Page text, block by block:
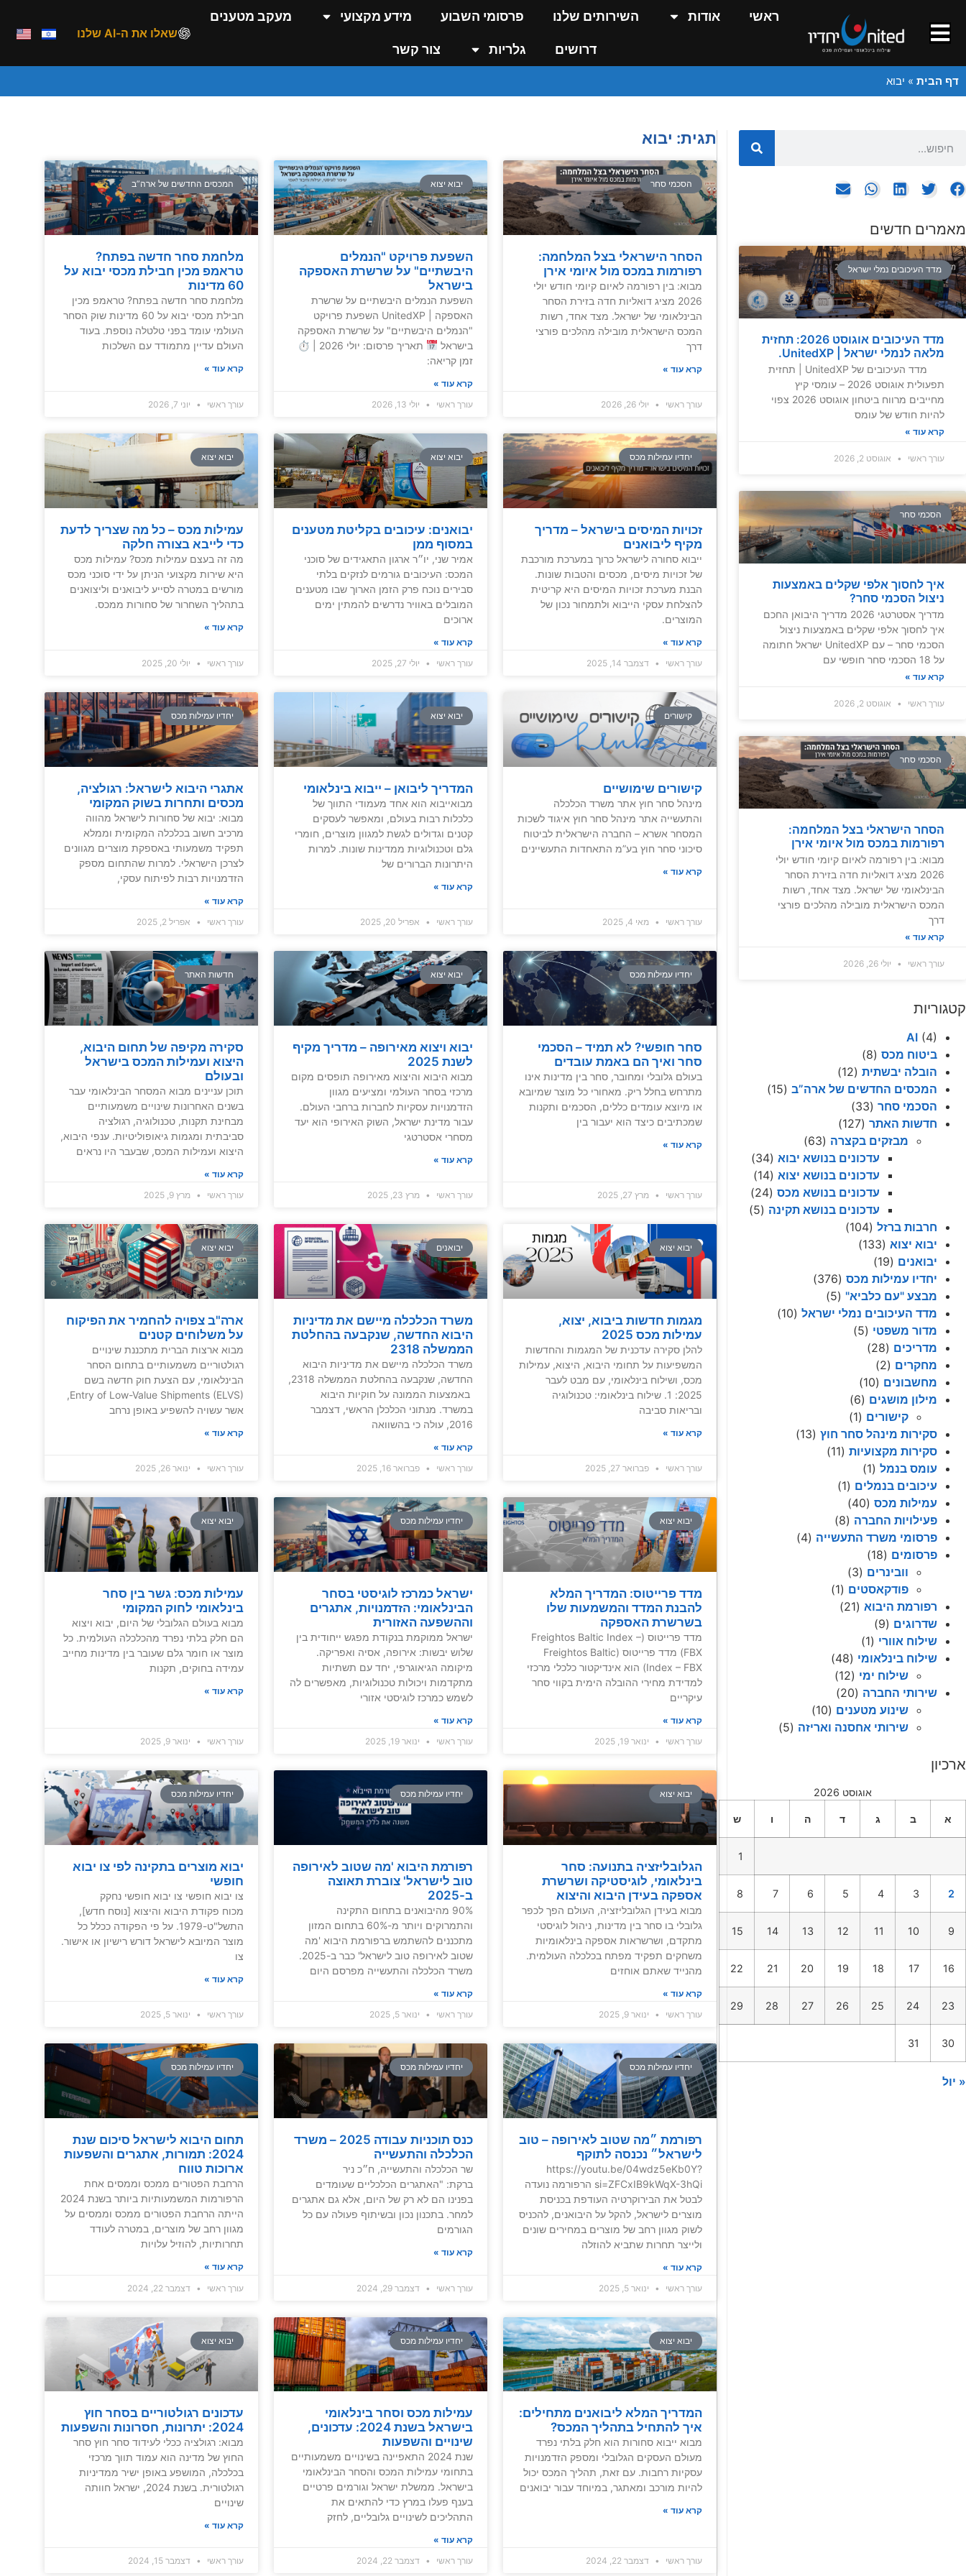
ראשי אודות השירותים שלנו פרסומי השבוע מידע מקצועי מעקב מטענים
דרושים גלריות צור קשר
שאלו את ה-AI שלנו
דף הבית » יבוא
מאמרים חדשים
מדד העיכובים נמלי ישראל
מדד העיכובים אוגוסט 2026: תחזית
מלאה לנמלי ישראל | UnitedXP.
מדד העיכובים של UnitedXP | תחזית
תפעולית אוגוסט 2026 – עומסי קיץ
מחייבים מרווח ביטחון אוגוסט 2026 צפוי
להיות חודש של עומס
קרא עוד »
עורך ראשי אוגוסט 2, 2026
הסכמי סחר
איך לחסוך אלפי שקלים באמצעות
ניצול הסכמי סחר?
מדריך אסטרטגי 2026 מדריך היבואן החכם
איך לחסוך אלפי שקלים באמצעות ניצול
הסכמי סחר – עם UnitedXP ישראל חתומה
על 18 הסכמי סחר חופשי עם
קרא עוד »
עורך ראשי אוגוסט 2, 2026
הסכמי סחר
הסחר הישראלי בצל המלחמה:
רפורמות במכס מול איומי אירן
מבוא: בין רפורמה לאיום קיומי חודש יולי
2026 מציג דואליות חדה בזירת הסחר
הבינלאומי של ישראל. מצד אחד, רשות
המכס הישראלית מובילה מהלכים פורצי
דרך
קרא עוד »
עורך ראשי יולי 26, 2026
קטגוריות
AI (4)
ביטוח מכס (8)
הובלה יבשתית (12)
המכסים החדשים של ארה”ב (15)
הסכמי סחר (33)
חדשות האתר (127)
מבזקים בקצרה (63)
עדכונים בנושא יבוא (34)
עדכונים בנושא יצוא (14)
עדכונים בנושא מכס (24)
עדכונים בנושא תקינה (5)
חרבות ברזל (104)
יבוא יצוא (133)
יבואנים (19)
יחדיו עמילות מכס (376)
מבצע "עם כלביא" (5)
מדד העיכובים נמלי ישראל (10)
מדור משפטי (5)
מדריכים (28)
מחקרים (2)
מחשבונים (10)
מילון מושגים (6)
קישורים (1)
סקירות מינהל סחר חוץ (13)
סקירות מקצועיות (11)
עומס בנמל (1)
עיכובים בנמלים (1)
עמילות מכס (40)
פעילויות החברה (8)
פרסומי משרד התעשייה (4)
פרסומים (18)
וובינרים (3)
פודקאסטים (1)
רפורמת היבוא (21)
שדרוגים (9)
שילוח אוורי (1)
שילוח בינלאומי (48)
שילוח ימי (12)
שירותי החברה (20)
שינוע מטענים (10)
שירותי אחסנה ואריזה (5)
ארכיון
אוגוסט 2026
א ב ג ד ה ו ש
1
2
3
4
5
6
7
8
9
10
11
12
13
14
15
16
17
18
19
20
21
22
23
24
25
26
27
28
29
30
31
« יול
תגית: יבוא
הסכמי סחר
הסחר הישראלי בצל המלחמה:
רפורמות במכס מול איומי אירן
מבוא: בין רפורמה לאיום קיומי חודש יולי
2026 מציג דואליות חדה בזירת הסחר
הבינלאומי של ישראל. מצד אחד, רשות
המכס הישראלית מובילה מהלכים פורצי
דרך
קרא עוד »
עורך ראשי יולי 26, 2026
יבוא יצוא
השפעת פרויקט "הנמלים
היבשתיים" על שרשרת האספקה
בישראל
השפעת הנמלים היבשתיים על שרשרת
האספקה | UnitedXP השפעת פרויקט
"הנמלים היבשתיים" על שרשרת האספקה
בישראל
תאריך פרסום: יולי 2026 | ⏱
זמן קריאה:
קרא עוד »
עורך ראשי
יולי 13, 2026
המכסים החדשים של ארה”ב
מלחמת סחר חדשה בפתח?
טראמפ מכין חבילת מכסי יבוא על
60 מדינות
מלחמת סחר חדשה בפתח? טראמפ מכין
חבילת מכסי יבוא על 60 מדינות שוק הסחר
העולמי עומד בפני טלטלה נוספת. בעוד
העולם עדיין מתמודד עם השלכות
קרא עוד »
עורך ראשי יוני 7, 2026
יחדיו עמילות מכס
זכויות המיסים בישראל – מדריך
מקיף ליבואנים
ייבוא סחורה לישראל כרוך במערכת מורכבת
של זכויות מיסים, מכסים והטבות שונות.
הבנת מערכת זכויות המיסים היא קריטית
להצלחת עסקי הייבוא ולתמחור נכון של
המוצרים.
קרא עוד »
עורך ראשי
דצמבר 14, 2025
יבוא יצוא
יבואנים: עיכובים בקליטת מטענים
במסוף ממן
אמיר שני, יו״ר ארגון התאגידים של סוכני
המכס: העיכובים גורמים לנזקים בלתי
סבירים נוכח פרק הזמן הארוך שבו מטענים
המובלים באוויר נדרשים להמתין ימים
ארוכים
קרא עוד »
עורך ראשי
יולי 27, 2025
יבוא יצוא
עמילות מכס – כל מה שצריך לדעת
כדי לייבא בצורה חלקה
מה זה בעצם עמילות מכס? עמילות מכס
היא שירות מקצועי הניתן על ידי סוכני מכס
מורשים במטרה לסייע ליבואנים וליצואנים
בתהליך השחרור של סחורות ממכס.
קרא עוד »
עורך ראשי יולי 20, 2025
קישורים
קישורים שימושיים
מינהל סחר חוץ אתר משרד הכלכלה
והתעשייה אתר מינהל סחר חוץ איגוד לשכות
המסחר אשרא – החברה הישראלית לביטוח
סיכוני סחר חוץ בע”מ התאחדות התעשיינים
קרא עוד »
עורך ראשי מאי 4, 2025
יבוא יצוא
המדריך ליבואן – ייבוא בינלאומי
מבואייבוא הוא אחד מעמודי התווך של
כלכלות רבות בעולם, ומאפשר לעסקים
קטנים וגדולים לגשת למגוון מוצרים, חומרי
גלם וטכנולוגיות ממדינות שונות. למרות
היתרונות הברורים של
קרא עוד »
עורך ראשי אפריל 20, 2025
יחדיו עמילות מכס
אתגרי היבוא לישראל: רגולציה,
מכסים ותחרות בשוק המקומי
מבוא: יבוא של סחורות לישראל מהווה
מרכיב חשוב בכלכלה המקומית וממלא
תפקיד משמעותי באספקת מוצרים מגוונים
לצרכן הישראלי. למרות שהתחום מספק
הזדמנויות רבות לפיתוח עסקי,
קרא עוד »
עורך ראשי
אפריל 2, 2025
יחדיו עמילות מכס
סחר חופשי? לא תמיד – הסכמי
סחר ואיך הם באמת עובדים
בעולם גלובלי ומחובר, סחר בין מדינות אינו
מתרחש בחלל ריק. מאחורי כל מוצר שמיובא
או מיוצא עומדים כללים, הסכמים ותקנות
שמכתיבים כיצד הוא יעבור בין
קרא עוד »
עורך ראשי מרץ 27, 2025
יבוא יצוא
יבוא ויצוא מאירופה – מדריך מקיף
לשנת 2025
מבוא היבוא והיצוא מאירופה תופסים מקום
מרכזי בסחר העולמי ומציעים מגוון
הזדמנויות עסקיות לחברות ברחבי העולם.
עבור מדינת ישראל, השוק האירופי הוא יעד
מסחרי אסטרטגי
קרא עוד »
עורך ראשי מרץ 23, 2025
חדשות האתר
סקירה מקיפה של תחום היבוא,
היצוא ועמילות המכס בישראל
ובעולם
תוכן עניינים מבוא המסחר הבינלאומי עבר
בשנים האחרונות שינויים משמעותיים
מבחינת תקנות, טכנולוגיה, רגולציה
סביבתית ומגמות גיאופוליטיות. ענפי היבוא,
היצוא ועמילות המכס, שבעבר היו נראים
קרא עוד »
עורך ראשי
מרץ 9, 2025
יבוא יצוא
מגמות חדשות ביבוא, יצוא,
עמילות מכס 2025
להלן סקירה עדכנית של המגמות והחדשות
המשפיעות על תחומי היבוא, היצוא, עמילות
מכס, ושילוח בינלאומי, עם מבט לעבר
2025: 1. שילוח בינלאומי: טכנולוגיה
ובריאות סביבה
קרא עוד »
עורך ראשי פברואר 27, 2025
יבואנים
משרד הכלכלה מיישם את מדיניות
היבוא החדשה, שנקבעה בהחלטת
הממשלה 2318
משרד הכלכלה מיישם את מדיניות היבוא
החדשה, שנקבעה בהחלטת הממשלה 2318,
באמצעות הממונה על חוקיות היבוא
במשרד. מנתוני הכלכלן הראשי, דצמבר
2016, עולה כי בהשוואה
קרא עוד »
עורך ראשי
פברואר 16, 2025
יבוא יצוא
ארה"ב צפויה להחמיר את הפיקוח
על משלוחים קטנים
מבוא ארצות הברית מתכננת שינויים
רגולטוריים משמעותיים בתחום הסחר
הבינלאומי, עם הצעת חוק חדשה בשם
Entry of Low-Value Shipments (ELVS),
אשר עשויה להשפיע באופן נרחב
קרא עוד »
עורך ראשי ינואר 26, 2025
יבוא יצוא
מדד פרייטוס: המדריך המלא
להבנת המדד והמשמעות שלו
בשרשרת האספקה
מדד פרייטוס (Freightos Baltic Index –
FBX) מדד פרייטוס (Freightos Baltic
Index – FBX) הוא אינדיקטור כלכלי מרכזי
למדידת מחירי ההובלה הימית בקווי סחר
עיקריים
קרא עוד »
עורך ראשי
ינואר 19, 2025
יחדיו עמילות מכס
ישראל כמרכז לוגיסטי בסחר
הבינלאומי: הזדמנויות, אתגרים
וההשפעה האזורית
ישראל ממוקמת בנקודת מפגש ייחודית בין
שלוש יבשות: אירופה, אסיה ואפריקה.
מיקומה הגיאוגרפי, יחד עם תשתיות
מתקדמות ויכולות טכנולוגיות, מאפשרים לה
לשמש כמרכז לוגיסטי אזורי
קרא עוד »
עורך ראשי
ינואר 19, 2025
יבוא יצוא
עמילות מכס: גשר בין סחר
בינלאומי לחוק המקומי
מבוא בעולם הגלובלי של היום, יבוא ויצוא
הם חלק בלתי נפרד מהכלכלה העולמית. כל
מוצר או חומר גלם שעובר בין מדינות מחייב
עמידה בחוקים, תקנות
קרא עוד »
עורך ראשי ינואר 9, 2025
יבוא יצוא
הגלובליזציה בתנועה: סחר
בינלאומי, לוגיסטיקה ושרשרת
אספקה בעידן היבוא והיצוא
מבוא בעידן הגלובליזציה, העולם הפך לכפר
גלובלי בו סחר בין מדינות, ניהול לוגיסטי
מתקדם, ושרשראות אספקה בינלאומיות
משחקים תפקיד מפתח בכלכלה העולמית.
מהנייד שאתם אוחזים
קרא עוד »
עורך ראשי
ינואר 9, 2025
יחדיו עמילות מכס
רפורמת היבוא 'מה שטוב לאירופה
טוב לישראל' צוברת תאוצה
ב-2025
90% מהיבואנים בתחום התקינה
והתמרוקים ויותר מ-60% בתחום המזון
מתכננים להשתמש ברפורמת היבוא 'מה
שטוב לאירופה טוב לישראל' כבר ב-2025.
משרד הכלכלה והתעשייה מפרסם היום
קרא עוד »
עורך ראשי
ינואר 5, 2025
יחדיו עמילות מכס
יבוא מוצרים בתקינה לפי צו יבוא
חופשי
צו יבוא חופשי צו יבוא חופשי נחקק
מכוח פקודת היבוא והיצוא [נוסח חדש],
התשל"ט-1979. על פי הפקודה ככלל כל
מוצר המיובא לישראל דורש רישיון או אישור.
צו
קרא עוד »
עורך ראשי ינואר 5, 2025
יחדיו עמילות מכס
רפורמת ״מה שטוב לאירופה – טוב
לישראל״ נכנסה לתוקף
https://youtu.be/04wdz5eKb0Y?
si=ZFCxIB9kWqX-3hQi הרפורמה נועדה
לבטל את הבירוקרטיה העודפת בכניסת
מוצרים לישראל, להקל על היבואנים, להכניס
לשוק מגוון רחב של מוצרים במחירים שונים
ולייצר תחרות שתביא להוזלה
קרא עוד »
עורך ראשי
ינואר 5, 2025
יחדיו עמילות מכס
כנס תוכניות עבודה 2025 – משרד
הכלכלה והתעשייה
שר הכלכלה והתעשייה, ח״כ ניר
ברקת: "האתגרים הכלכליים שעומדים
בפנינו הם לא רק של היום, אלא גם אתגרים
למחר. בתכנון נכון ובשיתוף פעולה עם כל
הגורמים
קרא עוד »
עורך ראשי דצמבר 29, 2024
יחדיו עמילות מכס
תחום היבוא לישראל סיכום שנת
2024: תמורות, אתגרים והשפעות
ארוכות טווח
הרחבת הפטורים ממכס וממסים אחת
הרפורמות המשמעותיות ביותר בשנת 2024
הייתה הרחבת הפטורים ממכס וממסים על
מגוון רחב של מוצרים, במטרה לעודד
תחרותיות, להוזיל עלויות
קרא עוד »
עורך ראשי
דצמבר 22, 2024
יבוא יצוא
המדריך המלא ליבואנים מתחילים:
איך להתחיל בתהליך המכס?
מבוא ייבוא סחורות הוא חלק בלתי נפרד
מעולם העסקים הגלובלי ומספק הזדמנויות
עסקיות רחבות. עם זאת, תהליך המכס יכול
להיות מורכב ומאתגר, במיוחד עבור יבואנים
קרא עוד »
עורך ראשי דצמבר 22, 2024
יחדיו עמילות מכס
עמילות מכס וסחר בינלאומי
בישראל בשנת 2024: עדכונים,
שינויים והשפעות
שנת 2024 התאפיינה בשינויים משמעותיים
בתחומי עמילות המכס והסחר הבינלאומי
בישראל. ממשלת ישראל וגורמים פרטיים
בענף פעלו במרץ כדי להתאים את
התהליכים לשינויים גלובליים, לחזק
קרא עוד »
עורך ראשי
דצמבר 22, 2024
יבוא יצוא
עדכונים רגולטוריים בסחר חוץ
2024: יתרונות, חסרונות והשפעות
מבוא: רגולציה ככלי לעידוד סחר חוץ סחר
החוץ של מדינה הוא עמוד תווך מרכזי
בכלכלה, המושפע באופן ישיר ממדיניות
רגולטורית. בשנת 2024, ישראל חוותה
שינויים
קרא עוד »
עורך ראשי דצמבר 15, 2024